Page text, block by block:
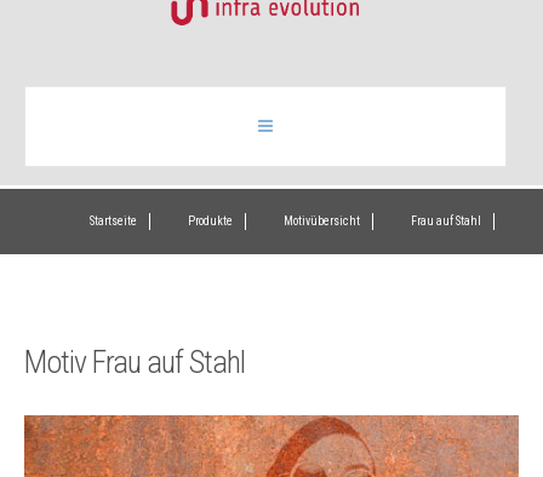
Infrarotheizung
Kontakt
Startseite Produkte Motivübersicht Frau auf Stahl
Motiv Frau auf Stahl